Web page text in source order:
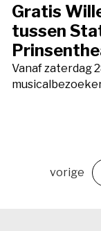
Gratis
tussen
Vanaf zaterdag
vorige